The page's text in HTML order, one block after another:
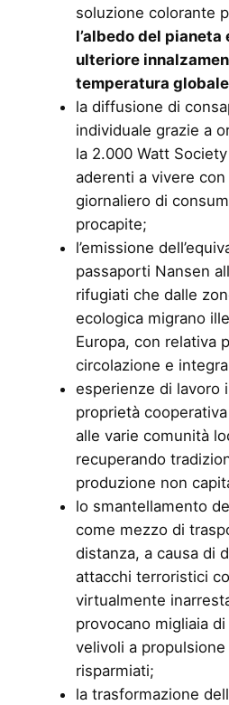
soluzione colorante
l’albedo del pianeta
ulteriore
temperatura globale
la diffusione di
individuale grazie a
la 2.000 Watt
aderenti a vivere
giornaliero di
procapite;
l’emissione
passaporti Nansen
rifugiati che dalle
ecologica migrano
Europa, con relativa
circolazione e
esperienze di lavoro
proprietà
alle varie comunità
recuperando
produzione non
lo smantellamento
come mezzo di
distanza, a causa di
attacchi terroristici
virtualmente
provocano migliaia
velivoli a
risparmiati;
la trasformazione